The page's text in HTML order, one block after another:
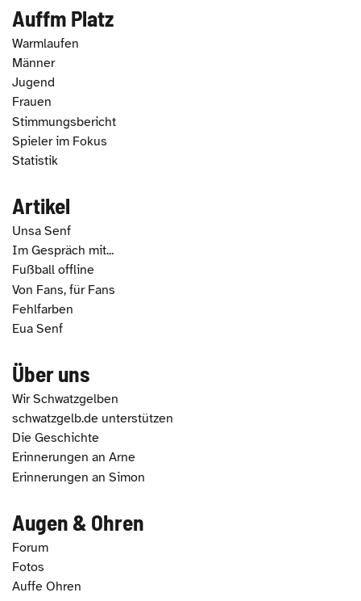
Auffm Platz
Warmlaufen
Männer
Jugend
Frauen
Stimmungsbericht
Spieler im Fokus
Statistik
Artikel
Unsa Senf
Im Gespräch mit...
Fußball offline
Von Fans, für Fans
Fehlfarben
Eua Senf
Über uns
Wir Schwatzgelben
schwatzgelb.de unterstützen
Die Geschichte
Erinnerungen an Arne
Erinnerungen an Simon
Augen & Ohren
Forum
Fotos
Auffe Ohren